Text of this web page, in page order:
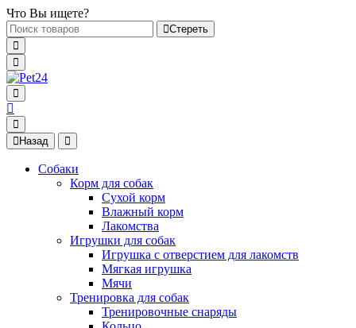
Что Вы ищете?
Стереть
Назад
Собаки
Корм для собак
Сухой корм
Влажный корм
Лакомства
Игрушки для собак
Игрушка с отверстием для лакомств
Мягкая игрушка
Мячи
Тренировка для собак
Тренировочные снаряды